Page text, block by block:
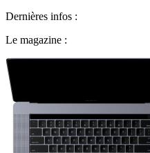
Dernières infos :
Le magazine :